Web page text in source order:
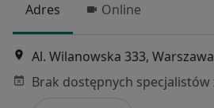
Adres Online
Al. Wilanowska 333, Warszawa